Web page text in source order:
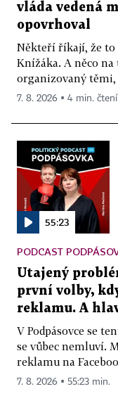
vláda vedená
opovrhoval
Někteří říkají, že to
Knížáka. A něco
organizovaný
7. 8. 2026 ▪ 4 min. čtení
55:23
PODCAST
Utajený
první volby,
reklamu. A
V Podpásovce se
se vůbec nemluví.
reklamu na
7. 8. 2026 ▪ 55:23 min.